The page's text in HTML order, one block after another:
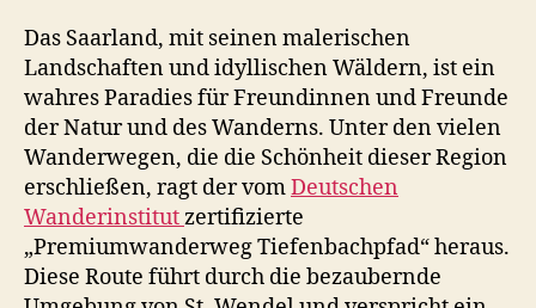
Das Saarland, mit seinen malerischen
Landschaften und idyllischen Wäldern, ist ein
wahres Paradies für Freundinnen und Freunde
der Natur und des Wanderns. Unter den vielen
Wanderwegen, die die Schönheit dieser Region
erschließen, ragt der vomDeutschen
Wanderinstitutzertifizierte
„Premiumwanderweg Tiefenbachpfad“ heraus.
Diese Route führt durch die bezaubernde